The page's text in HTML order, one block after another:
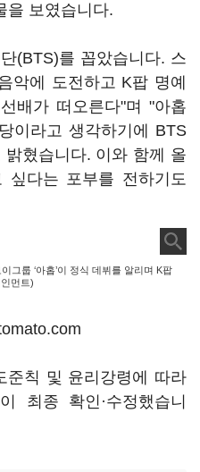
을 보였습니다.
(BTS)를 꼽았습니다. 스
악에 도전하고 K팝 명예
배가 떠오른다"며 "아홉
이라고 생각하기에 BTS
혔습니다. 이와 함께 올
싶다는 포부를 전하기도
그룹 ‘아홉’이 정식 데뷔를 알리며 K팝
먼트)
준칙 및 윤리강령에 따라
최종 확인·수정했습니